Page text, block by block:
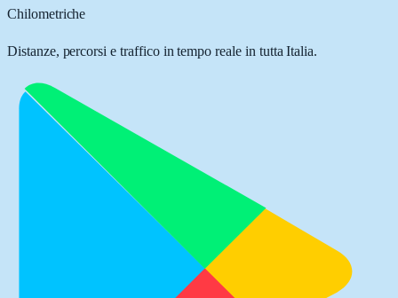
Chilometriche
Distanze, percorsi e traffico in tempo reale in tutta Italia.